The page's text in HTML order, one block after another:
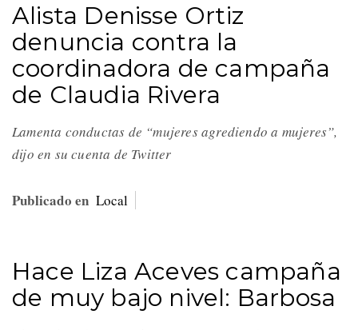
Alista Denisse Ortiz
denuncia contra la
coordinadora de campaña
de Claudia Rivera
Lamenta conductas de “mujeres agrediendo a mujeres”,
dijo en su cuenta de Twitter
Publicado en Local
Hace Liza Aceves campaña
de muy bajo nivel: Barbosa